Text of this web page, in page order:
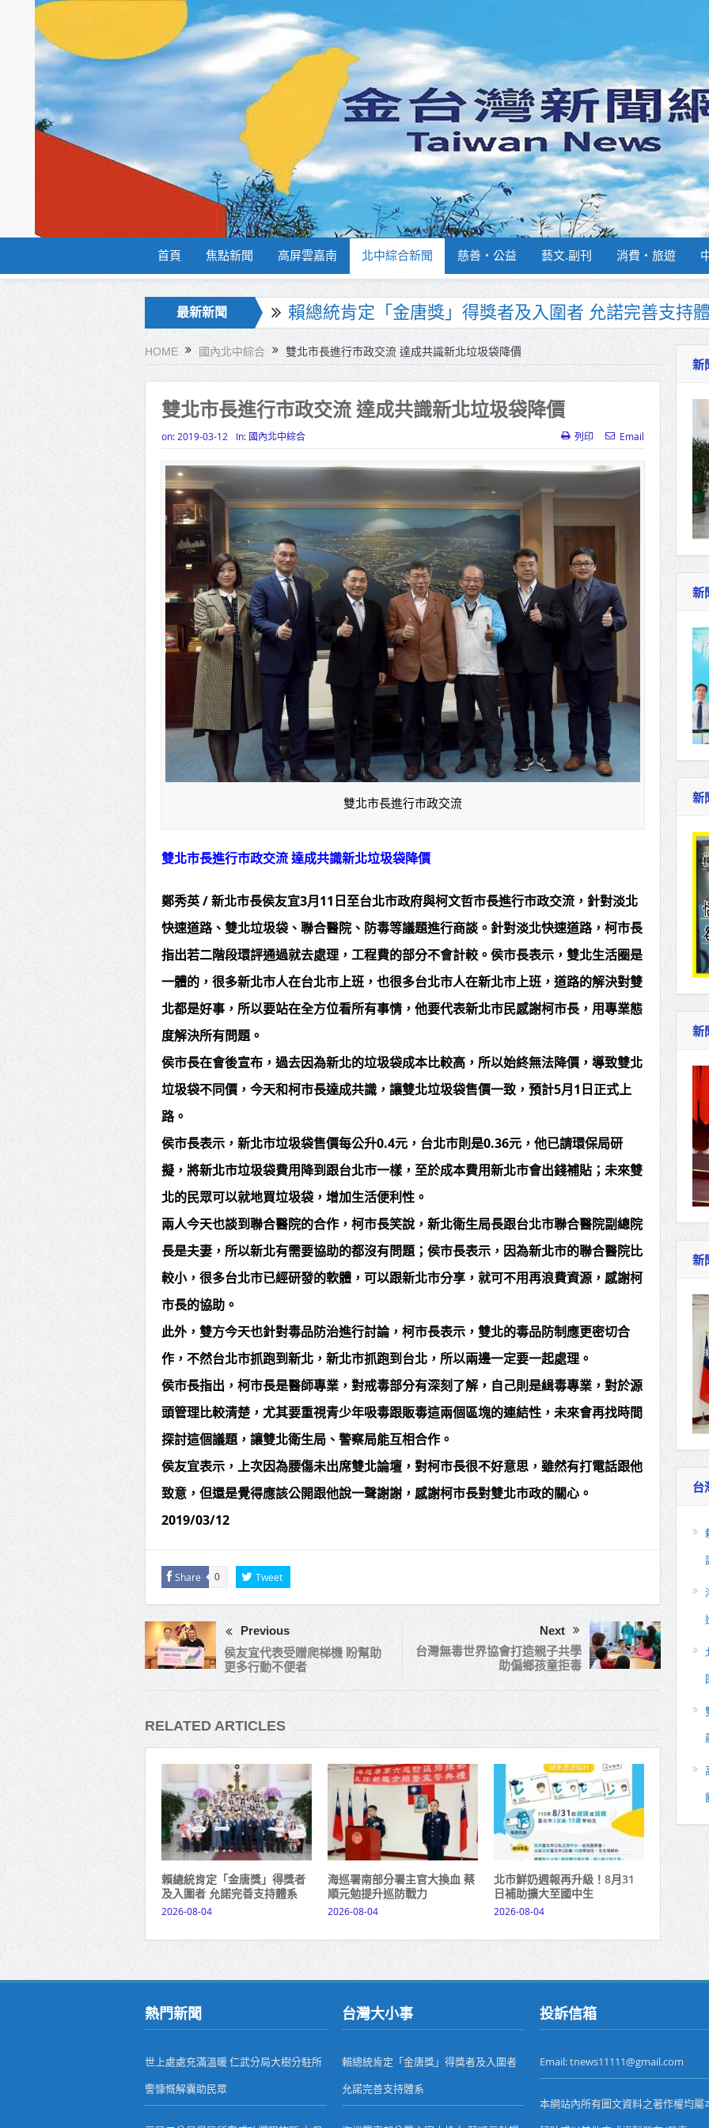
首頁 焦點新聞 高屏雲嘉南 北中綜合新聞 慈善‧公益 藝文.副刊 消費‧旅遊
最新新聞
海巡署南部分署主官大換血 蔡順元勉提升巡防戰力
北市鮮奶週報再升級！8月31日補助擴大至國中生
雙北合作里程碑！萬大線動態測試 侯友宜蔣萬安攜手
高齡健康產業博覽會8/7盛大登場 新北形象館亮相
打鐵厝北側產業園區產業設施公共動土創造千個就業
高雄「三民運動中心」市長陳其邁、運動部長李洋各
高雄東照山關帝廟全國國中小學書法比賽 圓滿落幕
賴清德總統主持將官晉任 期勉精進不對稱戰力
蔣萬安再拋出「倒閣說」 喊推陳其邁組閣
賴總統肯定「金唐獎」得獎者及入圍者 允諾完善支持
HOME 國內北中綜合 雙北市長進行市政交流 達成共識新北垃圾袋降價
雙北市長進行市政交流 達成共識新北垃圾袋降價
on: 2019-03-12 In: 國內北中綜合 列印 Email
雙北市長進行市政交流
雙北市長進行市政交流 達成共識新北垃圾袋降價
鄭秀英 / 新北市長侯友宜3月11日至台北市政府與柯文哲市長進行市政交流，針對淡北
快速道路、雙北垃圾袋、聯合醫院、防毒等議題進行商談。針對淡北快速道路，柯市長
指出若二階段環評通過就去處理，工程費的部分不會計較。侯市長表示，雙北生活圈是
一體的，很多新北市人在台北市上班，也很多台北市人在新北市上班，道路的解決對雙
北都是好事，所以要站在全方位看所有事情，他要代表新北市民感謝柯市長，用專業態
度解決所有問題。
侯市長在會後宣布，過去因為新北的垃圾袋成本比較高，所以始終無法降價，導致雙北
垃圾袋不同價，今天和柯市長達成共識，讓雙北垃圾袋售價一致，預計5月1日正式上
路。
侯市長表示，新北市垃圾袋售價每公升0.4元，台北市則是0.36元，他已請環保局研
擬，將新北市垃圾袋費用降到跟台北市一樣，至於成本費用新北市會出錢補貼；未來雙
北的民眾可以就地買垃圾袋，增加生活便利性。
兩人今天也談到聯合醫院的合作，柯市長笑說，新北衛生局長跟台北市聯合醫院副總院
長是夫妻，所以新北有需要協助的都沒有問題；侯市長表示，因為新北市的聯合醫院比
較小，很多台北市已經研發的軟體，可以跟新北市分享，就可不用再浪費資源，感謝柯
市長的協助。
此外，雙方今天也針對毒品防治進行討論，柯市長表示，雙北的毒品防制應更密切合
作，不然台北市抓跑到新北，新北市抓跑到台北，所以兩邊一定要一起處理。
侯市長指出，柯市長是醫師專業，對戒毒部分有深刻了解，自己則是緝毒專業，對於源
頭管理比較清楚，尤其要重視青少年吸毒跟販毒這兩個區塊的連結性，未來會再找時間
探討這個議題，讓雙北衛生局、警察局能互相合作。
侯友宜表示，上次因為腰傷未出席雙北論壇，對柯市長很不好意思，雖然有打電話跟他
致意，但還是覺得應該公開跟他說一聲謝謝，感謝柯市長對雙北市政的關心。
2019/03/12
Share 0 Tweet
Previous
侯友宜代表受贈爬梯機 盼幫助
更多行動不便者
Next
台灣無毒世界協會打造親子共學
助偏鄉孩童拒毒
RELATED ARTICLES
賴總統肯定「金唐獎」得獎者
及入圍者 允諾完善支持體系
2026-08-04
海巡署南部分署主官大換血 蔡
順元勉提升巡防戰力
2026-08-04
北市鮮奶週報再升級！8月31
日補助擴大至國中生
2026-08-04
新
新
新
新
新
台
熱門新聞
世上處處充滿溫暖 仁武分局大樹分駐所
警慷慨解囊助民眾
台灣大小事
賴總統肯定「金唐獎」得獎者及入圍者
允諾完善支持體系
投訴信箱
Email: tnews11111@gmail.com
本網站內所有圖文資料之著作權均